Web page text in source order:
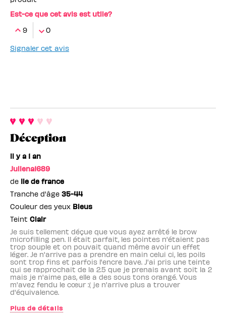
Est-ce que cet avis est utile?
9
0
Signaler cet avis
Déception
il y a 1 an
Juliena1689
de Ile de france
Tranche d'âge 35-44
Couleur des yeux Bleus
Teint Clair
Je suis tellement déçue que vous ayez arrêté le brow
microfilling pen. Il était parfait, les pointes n'étaient pas
trop souple et on pouvait quand même avoir un effet
léger. Je n'arrive pas a prendre en main celui ci, les poils
sont trop fins et parfois l'encre bave. J'ai pris une teinte
qui se rapprochait de la 2.5 que je prenais avant soit la 2
mais je n'aime pas, elle a des sous tons orangé. Vous
m'avez fendu le cœur :( je n'arrive plus a trouver
d'équivalence.
Plus de détails